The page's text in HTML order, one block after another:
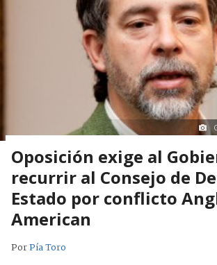
Oposición exige al
recurrir al Consejo de
Estado por conflicto
American
PorPía Toro